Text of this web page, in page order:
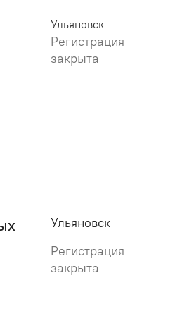
Ульяновск
Регистрация
закрыта
Ульяновск
Регистрация
закрыта